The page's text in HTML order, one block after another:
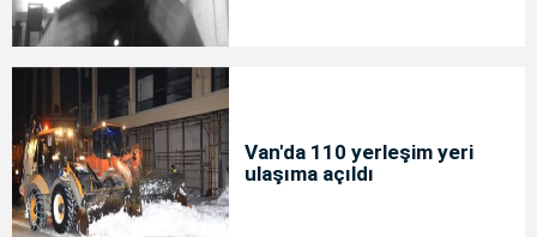
Van'da 110 yerleşim yeri
ulaşıma açıldı